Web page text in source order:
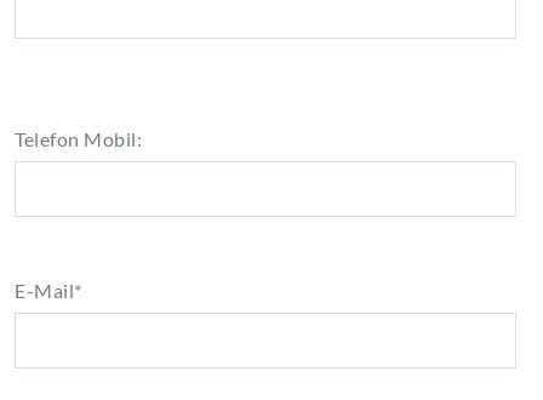
Telefon Mobil:
E-Mail*